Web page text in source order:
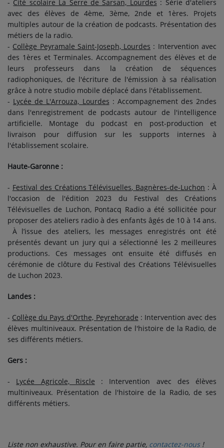
- Cité scolaire La Serre de Sarsan, Lourdes : Série d'ateliers
avec des élèves de 4ème, 3ème, 2nde et 1ères. Projets
multiples autour de la création de podcasts. Présentation des
métiers de la radio.
- Collège Peyramale Saint-Joseph, Lourdes : Intervention avec
des 1ères et Terminales. Accompagnement des élèves et de
leurs professeurs dans la création de séquences
radiophoniques, de l'écriture de l'émission à sa réalisation
grâce à notre studio mobile déplacé dans l'établissement.
- Lycée de L'Arrouza, Lourdes : Accompagnement des 2ndes
dans l'enregistrement de podcasts autour de l'intelligence
artificielle. Montage du podcast en post-production et
livraison pour diffusion sur les supports internes à
l'établissement scolaire.
Haute-Garonne :
- Festival des Créations Télévisuelles, Bagnères-de-Luchon : À
l'occasion de l'édition 2023 du Festival des Créations
Télévisuelles de Luchon, Pontacq Radio a été sollicitée pour
proposer des ateliers radio à des enfants âgés de 10 à 14 ans.
À l’issue des ateliers, les messages enregistrés ont été
présentés devant un jury qui a sélectionné les 2 meilleures
productions. Ces messages ont ensuite été diffusés en
cérémonie de clôture du Festival des Créations Télévisuelles
de Luchon 2023.
Landes :
- Collège du Pays d'Orthe, Peyrehorade : Intervention avec des
élèves multiniveaux. Présentation de l'histoire de la Radio, de
ses différents métiers.
Gers :
- Lycée Agricole, Riscle : Intervention avec des élèves
multiniveaux. Présentation de l'histoire de la Radio, de ses
différents métiers.
Liste non exhaustive. Pour en faire partie, contactez-nous !